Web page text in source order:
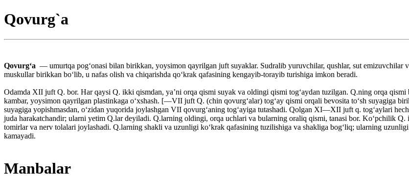
Qovurg`a
Qovurgʻa — umurtqa pogʻonasi bilan birikkan, yoysimon qayrilgan juft suyaklar. Sudralib yuruvchilar, qushlar, sut emizuvchilar
muskullar birikkan boʻlib, u nafas olish va chiqarishda qoʻkrak qafasining kengayib-torayib turishiga imkon beradi.
Odamda XII juft Q. bor. Har qaysi Q. ikki qismdan, yaʼni orqa qismi suyak va oldingi qismi togʻaydan tuzilgan. Q.ning orqa
kambar, yoysimon qayrilgan plastinkaga oʻxshash. [—VII juft Q. (chin qovurgʻalar) togʻay qismi orqali bevosita toʻsh
suyagiga yopishmasdan, oʻzidan yuqorida joylashgan VII qovurgʻaning togʻayiga tutashadi. Qolgan XI—XII juft q. togʻaylari
juda harakatchandir; ularni yetim Q.lar deyiladi. Q.larning oldingi, orqa uchlari va bularning oraliq qismi, tanasi bor. Koʻpchilik
tomirlar va nerv tolalari joylashadi. Q.larning shakli va uzunligi koʻkrak qafasining tuzilishiga va shakliga bogʻliq; ularning
kamayadi.
Manbalar